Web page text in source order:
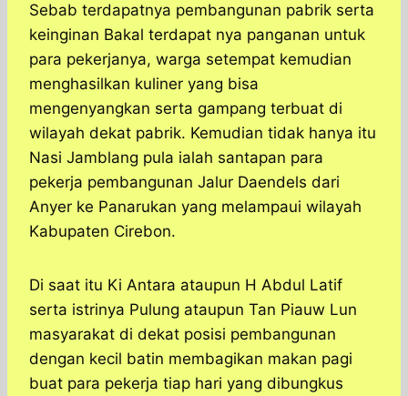
Sebab terdapatnya pembangunan pabrik serta
keinginan Bakal terdapat nya panganan untuk
para pekerjanya, warga setempat kemudian
menghasilkan kuliner yang bisa
mengenyangkan serta gampang terbuat di
wilayah dekat pabrik. Kemudian tidak hanya itu
Nasi Jamblang pula ialah santapan para
pekerja pembangunan Jalur Daendels dari
Anyer ke Panarukan yang melampaui wilayah
Kabupaten Cirebon.
Di saat itu Ki Antara ataupun H Abdul Latif
serta istrinya Pulung ataupun Tan Piauw Lun
masyarakat di dekat posisi pembangunan
dengan kecil batin membagikan makan pagi
buat para pekerja tiap hari yang dibungkus